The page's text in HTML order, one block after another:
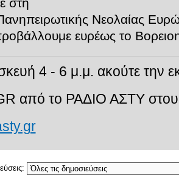
Νεολαίας
ευρέως το
4 - 6 μ.μ. ακούτε την
από το ΡΑΔΙΟ ΑΣΤΥ